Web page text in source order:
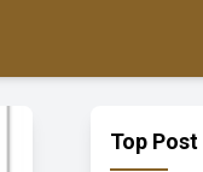
Top Post